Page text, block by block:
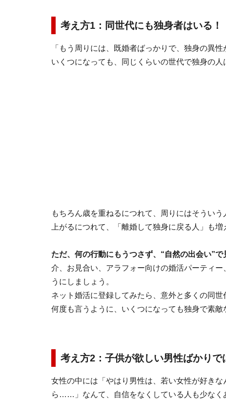
考え方1：同世代にも独身者はいる！
「もう周りには、既婚者ばっかりで、独身の異
いくつになっても、同じくらいの世代で独身の人
もちろん歳を重ねるにつれて、周りにはそうい
上がるにつれて、「離婚して独身に戻る人」も増
ただ、何の行動にもうつさず、“自然の出会い”
介、お見合い、アラフォー向けの婚活パーティ
うにしましょう。
ネット婚活に登録してみたら、意外と多くの同
何度も言うように、いくつになっても独身で素
考え方2：子供が欲しい男性ばかりで
女性の中には「やはり男性は、若い女性が好き
ら……」なんて、自信をなくしている人も少なく